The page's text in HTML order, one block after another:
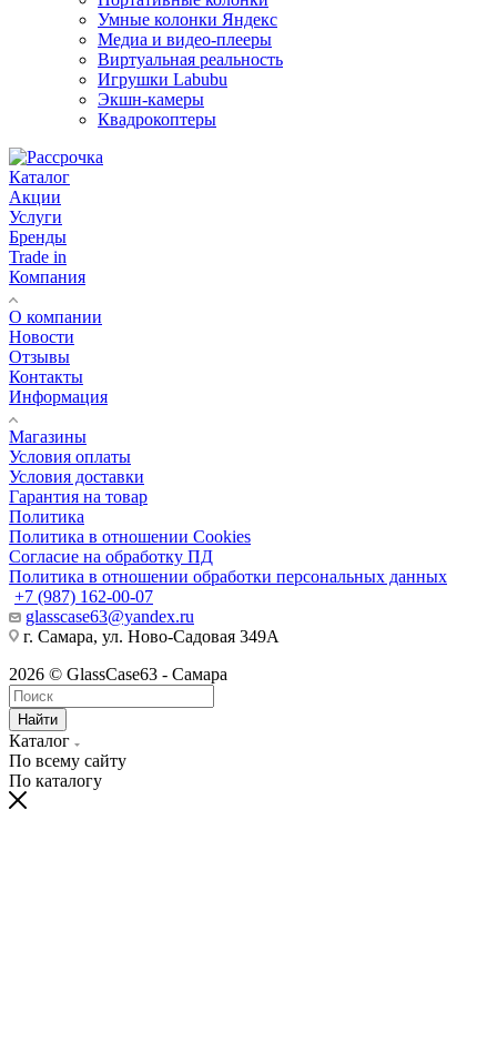
Умные колонки Яндекс
Медиа и видео-плееры
Виртуальная реальность
Игрушки Labubu
Экшн-камеры
Квадрокоптеры
Каталог
Акции
Услуги
Бренды
Trade in
Компания
О компании
Новости
Отзывы
Контакты
Информация
Магазины
Условия оплаты
Условия доставки
Гарантия на товар
Политика
Политика в отношении Cookies
Согласие на обработку ПД
Политика в отношении обработки персональных данных
+7 (987) 162-00-07
glasscase63@yandex.ru
г. Самара, ул. Ново-Садовая 349А
2026 © GlassCase63 - Самара
Найти
Каталог
По всему сайту
По каталогу